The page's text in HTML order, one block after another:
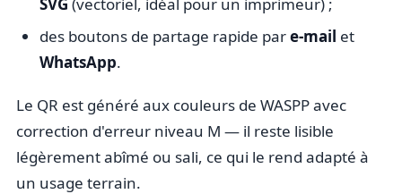
SVG (vectoriel, idéal pour un imprimeur) ;
des boutons de partage rapide pare-mail et
WhatsApp.
Le QR est généré aux couleurs de WASPP avec
correction d'erreur niveau M — il reste lisible
légèrement abîmé ou sali, ce qui le rend adapté à
un usage terrain.